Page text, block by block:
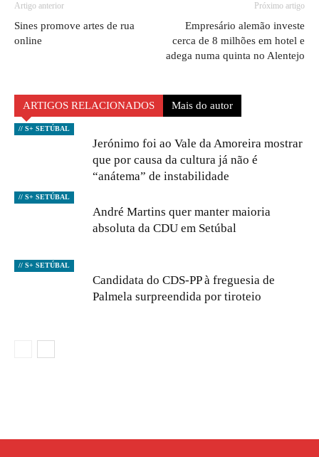
Artigo anterior
Sines promove artes de rua
online
Próximo artigo
Empresário alemão investe
cerca de 8 milhões em hotel e
adega numa quinta no Alentejo
ARTIGOS RELACIONADOS Mais do autor
// S+ SETÚBAL
Jerónimo foi ao Vale da Amoreira mostrar
que por causa da cultura já não é
“anátema” de instabilidade
// S+ SETÚBAL
André Martins quer manter maioria
absoluta da CDU em Setúbal
// S+ SETÚBAL
Candidata do CDS-PP à freguesia de
Palmela surpreendida por tiroteio